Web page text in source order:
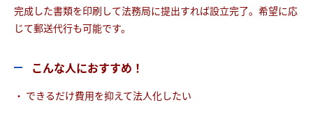
完成した書類を印刷して法務局に提出すれば設立完了。希望に応
じて郵送代行も可能です。
こんな人におすすめ！
・ できるだけ費用を抑えて法人化したい